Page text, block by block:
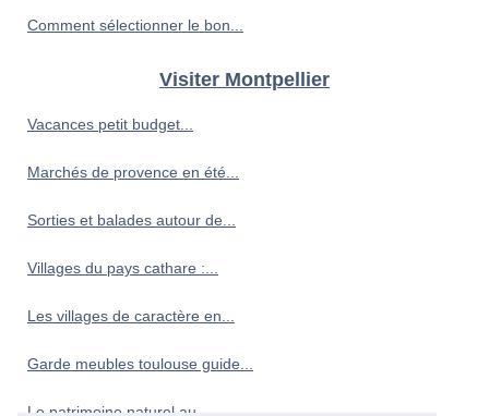
Comment sélectionner le bon...
Visiter Montpellier
Vacances petit budget...
Marchés de provence en été...
Sorties et balades autour de...
Villages du pays cathare :...
Les villages de caractère en...
Garde meubles toulouse guide...
Le patrimoine naturel au...